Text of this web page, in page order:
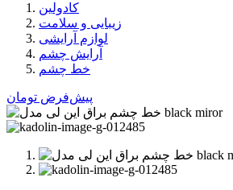
کادولین
زیبایی و سلامت
لوازم آرایشی
آرایش چشم
خط چشم
پیش‌فرض تومان